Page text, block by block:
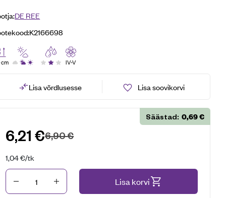
DE REE
K2166698
IV-V
Lisa võrdlusesse Lisa soovikorvi
6,21€6,90€
1,04€/tk
Säästad: 0,69€
Kogus Lisa korvi